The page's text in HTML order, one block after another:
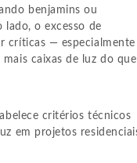
benjamins ou
lado, o excesso de
críticas — especialmente
caixas de luz do que
critérios técnicos
em projetos